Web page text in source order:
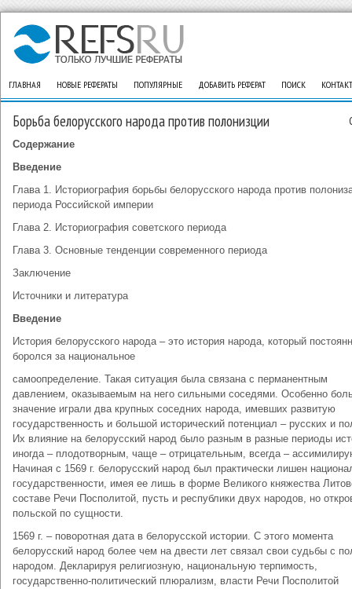
ГЛАВНАЯ НОВЫЕ РЕФЕРАТЫ ПОПУЛЯРНЫЕ ДОБАВИТЬ РЕФЕРАТ ПОИСК
Борьба белорусского народа против полонизции
Содержание
Введение
Глава 1. Историография борьбы белорусского народа против
периода Российской империи
Глава 2. Историография советского периода
Глава 3. Основные тенденции современного периода
Заключение
Источники и литература
Введение
История белорусского народа – это история народа, который
боролся за национальное
самоопределение. Такая ситуация была связана с перманентным
давлением, оказываемым на него сильными соседями. Особенно
значение играли два крупных соседних народа, имевших развитую
государственность и большой исторический потенциал – русских и
Их влияние на белорусский народ было разным в разные периоды
иногда – плодотворным, чаще – отрицательным, всегда –
Начиная с 1569 г. белорусский народ был практически лишен
государственности, имея ее лишь в форме Великого княжества
составе Речи Посполитой, пусть и республики двух народов, но
польской по сущности.
1569 г. – поворотная дата в белорусской истории. С этого момента
белорусский народ более чем на двести лет связал свои судьбы с
народом. Декларируя религиозную, национальную терпимость,
государственно-политический плюрализм, власти Речи Посполитой